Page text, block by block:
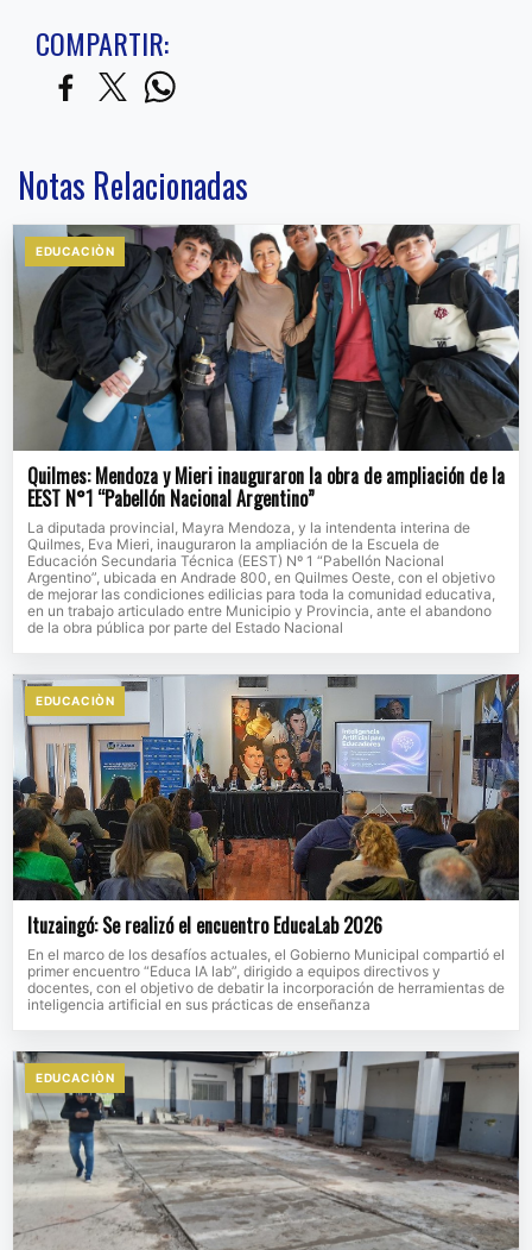
COMPARTIR:
Notas Relacionadas
EDUCACIÒN
Quilmes: Mendoza y Mieri inauguraron la obra de ampliación de la
EEST N°1 “Pabellón Nacional Argentino”
La diputada provincial, Mayra Mendoza, y la intendenta interina de
Quilmes, Eva Mieri, inauguraron la ampliación de la Escuela de
Educación Secundaria Técnica (EEST) Nº 1 “Pabellón Nacional
Argentino”, ubicada en Andrade 800, en Quilmes Oeste, con el objetivo
de mejorar las condiciones edilicias para toda la comunidad educativa,
en un trabajo articulado entre Municipio y Provincia, ante el abandono
de la obra pública por parte del Estado Nacional
EDUCACIÒN
Ituzaingó: Se realizó el encuentro EducaLab 2026
En el marco de los desafíos actuales, el Gobierno Municipal compartió el
primer encuentro “Educa IA lab”, dirigido a equipos directivos y
docentes, con el objetivo de debatir la incorporación de herramientas de
inteligencia artificial en sus prácticas de enseñanza
EDUCACIÒN